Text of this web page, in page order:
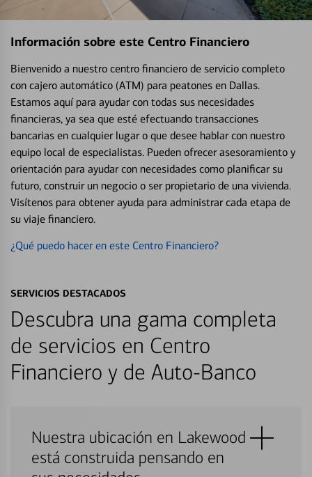
Información sobre este Centro Financiero
Bienvenido a nuestro centro financiero de servicio completo
con cajero automático (ATM) para peatones en Dallas.
Estamos aquí para ayudar con todas sus necesidades
financieras, ya sea que esté efectuando transacciones
bancarias en cualquier lugar o que desee hablar con nuestro
equipo local de especialistas. Pueden ofrecer asesoramiento y
orientación para ayudar con necesidades como planificar su
futuro, construir un negocio o ser propietario de una vivienda.
Visítenos para obtener ayuda para administrar cada etapa de
su viaje financiero.
¿Qué puedo hacer en este Centro Financiero?
SERVICIOS DESTACADOS
Descubra una gama completa
de servicios en Centro
Financiero y de Auto-Banco
Nuestra ubicación en Lakewood
está construida pensando en